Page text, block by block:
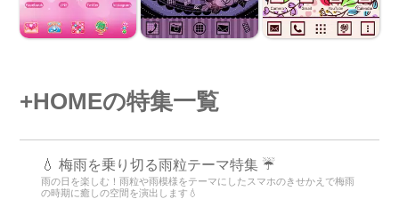
+HOMEの特集一覧
💧 梅雨を乗り切る雨粒テーマ特集 ☔
雨の日を楽しむ！雨粒や雨模様をテーマにしたスマホのきせかえで梅雨
の時期に癒しの空間を演出します💧